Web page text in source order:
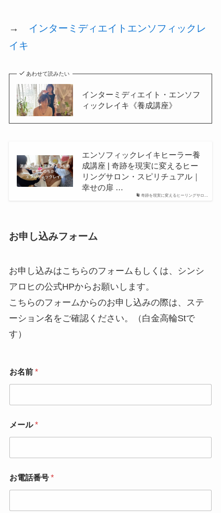
→ インターミディエイトエンソフィックレ
イキ
あわせて読みたい
インターミディエイト・エンソフ
ィックレイキ《養成講座》
奇跡を現実に変えるヒーリングサロ…
エンソフィックレイキヒーラー養
成講座 | 奇跡を現実に変えるヒー
リングサロン・スピリチュアル｜
幸せの扉 …
お申し込みフォーム
お申し込みはこちらのフォームもしくは、シンシ
アロヒの公式HPからお願いします。
こちらのフォームからのお申し込みの際は、ステ
ーション名をご確認ください。（白金高輪Stで
す）
お名前 *
メール*
お電話番号 *